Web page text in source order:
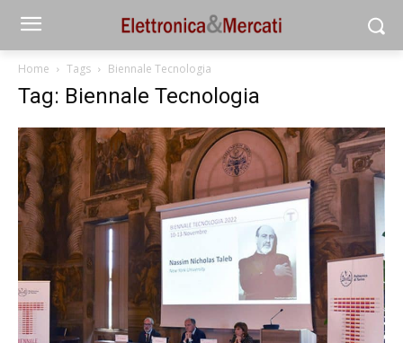
Home Tags Biennale Tecnologia
Tag: Biennale Tecnologia